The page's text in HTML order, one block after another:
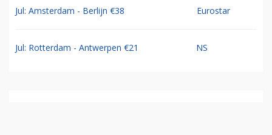
Jul: Amsterdam - Berlijn €38 Eurostar
Jul: Rotterdam - Antwerpen €21 NS